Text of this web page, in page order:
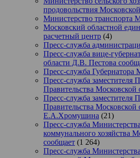
продовольствия
Министерство транспорта
Московский областной
расчетный центр (4)
Пресс-служба
Пресс-служба вице-
области Д.В. Пестова
Пресс-служба Губернатора
Пресс-служба заместителя
Правительства Московской
Пресс-служба заместителя
Правительства Московской
Е.А.Хромушина (21)
Пресс-служба
коммунального хозяйства
сообщает (1 264)
Пресс-служба